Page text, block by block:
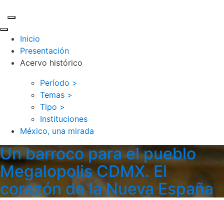
Inicio
Presentación
Acervo histórico
Período >
Temas >
Tipo >
Instituciones
México, una mirada
Un barroco para el pueblo
Megalopolis CDMX. El
corazón de la Nueva España